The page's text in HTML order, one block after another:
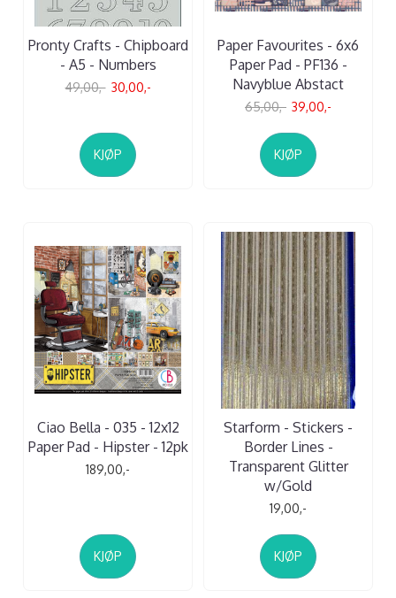
Pronty Crafts - Chipboard
- A5 - Numbers
49,00,- 30,00,-
KJØP
Paper Favourites - 6x6
Paper Pad - PF136 -
Navyblue Abstact
65,00,- 39,00,-
KJØP
Ciao Bella - 035 - 12x12
Paper Pad - Hipster - 12pk
189,00,-
KJØP
Starform - Stickers -
Border Lines -
Transparent Glitter
w/Gold
19,00,-
KJØP